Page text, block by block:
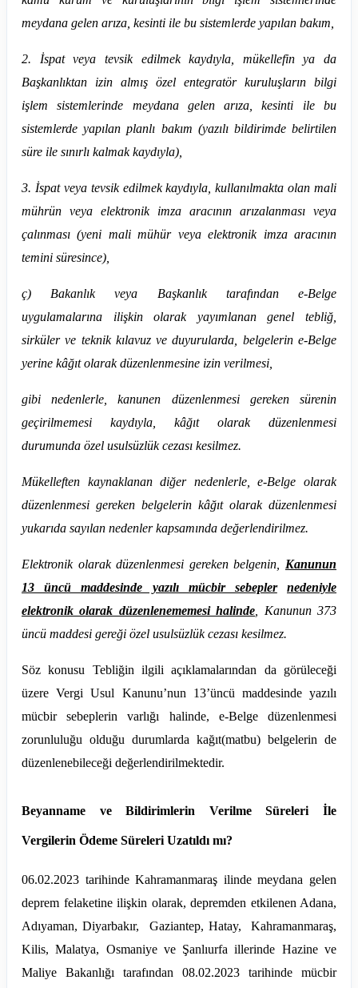
meydana gelen arıza, kesinti ile bu sistemlerde yapılan bakım,
2. İspat veya tevsik edilmek kaydıyla, mükellefin ya da
Başkanlıktan izin almış özel entegratör kuruluşların bilgi
işlem sistemlerinde meydana gelen arıza, kesinti ile bu
sistemlerde yapılan planlı bakım (yazılı bildirimde belirtilen
süre ile sınırlı kalmak kaydıyla),
3. İspat veya tevsik edilmek kaydıyla, kullanılmakta olan mali
mührün veya elektronik imza aracının arızalanması veya
çalınması (yeni mali mühür veya elektronik imza aracının
temini süresince),
ç) Bakanlık veya Başkanlık tarafından e-Belge
uygulamalarına ilişkin olarak yayımlanan genel tebliğ,
sirküler ve teknik kılavuz ve duyurularda, belgelerin e-Belge
yerine kâğıt olarak düzenlenmesine izin verilmesi,
gibi nedenlerle, kanunen düzenlenmesi gereken sürenin
geçirilmemesi kaydıyla, kâğıt olarak düzenlenmesi
durumunda özel usulsüzlük cezası kesilmez.
Mükelleften kaynaklanan diğer nedenlerle, e-Belge olarak
düzenlenmesi gereken belgelerin kâğıt olarak düzenlenmesi
yukarıda sayılan nedenler kapsamında değerlendirilmez.
Elektronik olarak düzenlenmesi gereken belgenin, Kanunun
13 üncü maddesinde yazılı mücbir sebepler
nedeniyle
elektronik olarak düzenlenememesi halinde , Kanunun 373
üncü maddesi gereği özel usulsüzlükcezası kesilmez.
Söz konusu Tebliğin ilgili açıklamalarından da görüleceği
üzere Vergi Usul Kanunu’nun 13’üncü maddesinde yazılı
mücbir sebeplerin varlığı halinde, e-Belge düzenlenmesi
zorunluluğu olduğu durumlarda kağıt(matbu) belgelerin de
düzenlenebileceği değerlendirilmektedir.
Beyanname ve Bildirimlerin Verilme Süreleri İle
Vergilerin Ödeme Süreleri Uzatıldı mı?
06.02.2023 tarihinde Kahramanmaraş ilinde meydana gelen
deprem felaketine ilişkin olarak, depremden etkilenen Adana,
Adıyaman, Diyarbakır, Gaziantep, Hatay, Kahramanmaraş,
Kilis, Malatya, Osmaniye ve Şanlıurfa illerinde Hazine ve
Maliye Bakanlığı tarafından 08.02.2023 tarihinde mücbir